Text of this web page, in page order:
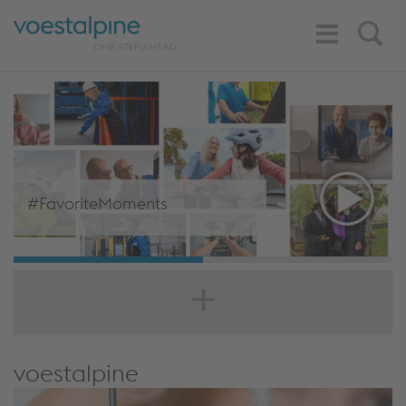
Search
Toggle
Navigation
#FavoriteMoments
voestalpine